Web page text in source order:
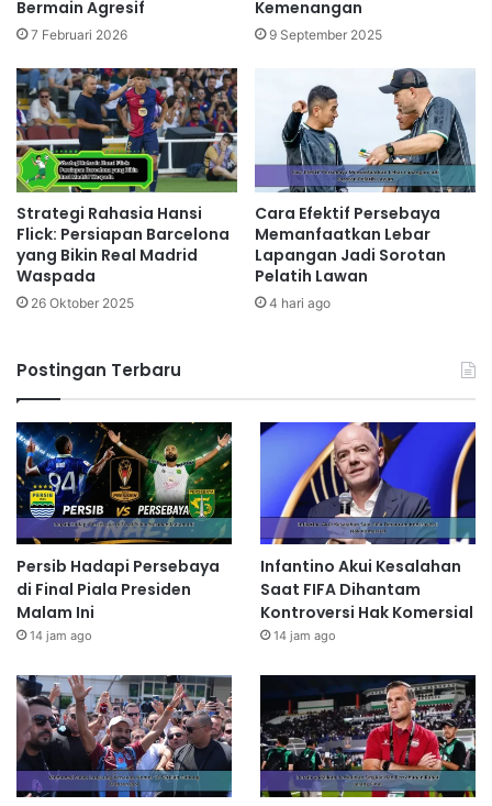
Bermain Agresif
7 Februari 2026
Kemenangan
9 September 2025
Strategi Rahasia Hansi
Flick: Persiapan Barcelona
yang Bikin Real Madrid
Waspada
26 Oktober 2025
Cara Efektif Persebaya
Memanfaatkan Lebar
Lapangan Jadi Sorotan
Pelatih Lawan
4 hari ago
Postingan Terbaru
Persib Hadapi Persebaya
di Final Piala Presiden
Malam Ini
14 jam ago
Infantino Akui Kesalahan
Saat FIFA Dihantam
Kontroversi Hak Komersial
14 jam ago